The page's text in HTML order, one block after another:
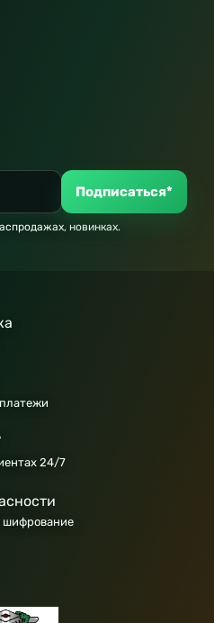
Подписаться*
новинках.
24/7
шифрование